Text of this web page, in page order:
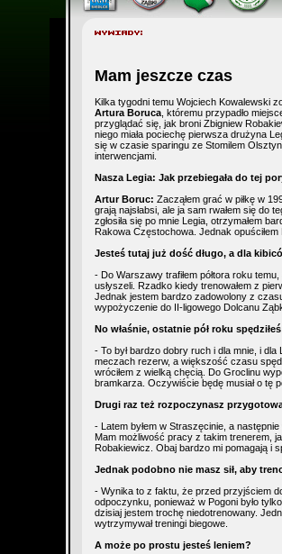
Mam jeszcze czas
Kilka tygodni temu Wojciech Kowalewski
Artura Boruca, któremu przypadło
przyglądać się, jak broni Zbigniew
niego miała pociechę pierwsza drużyna
się w czasie sparingu ze Stomilem
interwencjami.
Nasza Legia: Jak przebiegała do tej
Artur Boruc: Zacząłem grać w piłkę w
grają najsłabsi, ale ja sam rwałem się do
zgłosiła się po mnie Legia, otrzymałem
Rakowa Częstochowa. Jednak opuściłem
Jesteś tutaj już dość długo, a dla
- Do Warszawy trafiłem półtora roku
usłyszeli. Rzadko kiedy trenowałem z
Jednak jestem bardzo zadowolony z
wypożyczenie do II-ligowego Dolcanu
No właśnie, ostatnie pół roku
- To był bardzo dobry ruch i dla mnie, i
meczach rezerw, a większość czasu
wróciłem z wielką chęcią. Do Groclinu
bramkarza. Oczywiście będę musiał o tę
Drugi raz też rozpoczynasz
- Latem byłem w Straszęcinie, a
Mam możliwość pracy z takim trenerem,
Robakiewicz. Obaj bardzo mi pomagają i
Jednak podobno nie masz sił, aby
- Wynika to z faktu, że przed przyjściem
odpoczynku, ponieważ w Pogoni było
dzisiaj jestem trochę niedotrenowany.
wytrzymywał treningi biegowe.
A może po prostu jesteś leniem?